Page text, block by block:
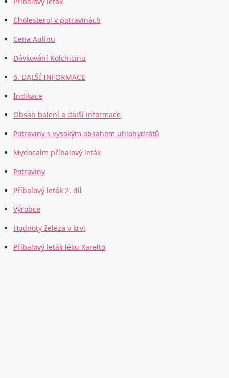
Cholesterol v potravinách
Cena Aulinu
Dávkování Kolchicinu
6. DALŠÍ INFORMACE
Indikace
Obsah balení a další informace
Potraviny s vysokým obsahem uhlohydrátů
Mydocalm příbalový leták
Potraviny
Příbalový leták 2. díl
Výrobce
Hodnoty železa v krvi
Příbalový leták léku Xarelto